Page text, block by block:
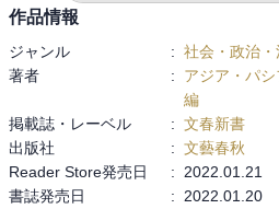
によくできた仕組みだったんだなと思
アリズム」として納得できるかどうか
安倍嫌いの、（研究者ではない、とい
っては、安倍政権礼賛本だろうし、安
っては、「左右どちらに偏ることもな
ことになりそうな感じ。
作品情報
ジャンル : 社会・政治・
著者
:
アジア・パ
編
掲載誌・レーベル
: 文春新書
出版社
: 文藝春秋
Reader Store発売日
:
2022.01.21
書誌発売日
:
2022.01.20